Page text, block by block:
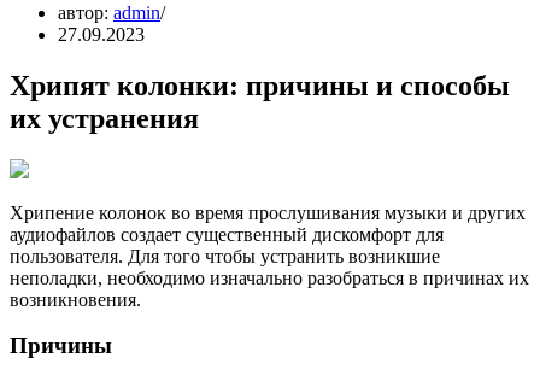
автор: admin
27.09.2023
Хрипят колонки: причины и способы
их устранения
Хрипение колонок во время прослушивания музыки и других
аудиофайлов создает существенный дискомфорт для
пользователя. Для того чтобы устранить возникшие
неполадки, необходимо изначально разобраться в причинах их
возникновения.
Причины